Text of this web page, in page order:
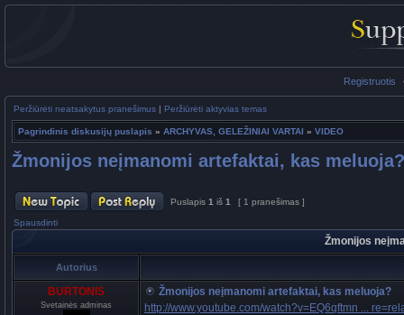
Registruotis
Peržiūrėti neatsakytus pranešimus | Peržiūrėti aktyvias temas
Pagrindinis diskusijų puslapis » ARCHYVAS, GELEŽINIAI VARTAI » VIDEO
Žmonijos neįmanomi artefaktai, kas meluoja?
Puslapis 1 iš 1 [ 1 pranešimas ]
Spausdinti
Žmonijos
Autorius
BURTONIS
Svetainės adminas
Žmonijos neįmanomi artefaktai, kas meluoja?
http://www.youtube.com/watch?v=EQ6qftmn ...